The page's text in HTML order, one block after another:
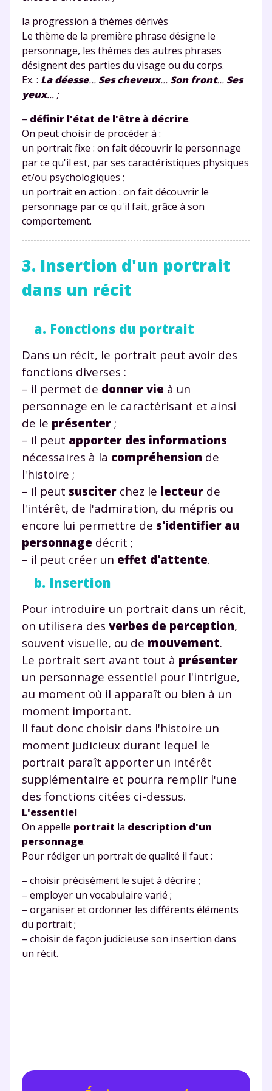
la progression à thèmes dérivés
Le thème de la première phrase désigne le
personnage, les thèmes des autres phrases
désignent des parties du visage ou du corps.
Ex. : La déesse... Ses cheveux... Son front... Ses
yeux... ;
– définir l'état de l'être à décrire.
On peut choisir de procéder à :
un portrait fixe : on fait découvrir le personnage
par ce qu'il est, par ses caractéristiques physiques
et/ou psychologiques ;
un portrait en action : on fait découvrir le
personnage par ce qu'il fait, grâce à son
comportement.
3. Insertion d'un portrait
dans un récit
a. Fonctions du portrait
Dans un récit, le portrait peut avoir des
fonctions diverses :
– il permet de donner vie à un
personnage en le caractérisant et ainsi
de le présenter ;
– il peut apporter des informations
nécessaires à la compréhension de
l'histoire ;
– il peut susciter chez le lecteur de
l'intérêt, de l'admiration, du mépris ou
encore lui permettre de s'identifier au
personnage décrit ;
– il peut créer un effet d'attente.
b. Insertion
Pour introduire un portrait dans un récit,
on utilisera des verbes de perception,
souvent visuelle, ou de mouvement.
Le portrait sert avant tout à présenter
un personnage essentiel pour l'intrigue,
au moment où il apparaît ou bien à un
moment important.
Il faut donc choisir dans l'histoire un
moment judicieux durant lequel le
portrait paraît apporter un intérêt
supplémentaire et pourra remplir l'une
des fonctions citées ci-dessus.
L'essentiel
On appelle portrait la description d'un
personnage.
Pour rédiger un portrait de qualité il faut :
– choisir précisément le sujet à décrire ;
– employer un vocabulaire varié ;
– organiser et ordonner les différents éléments
du portrait ;
– choisir de façon judicieuse son insertion dans
un récit.
Fermer
Envie de progresser
et de réussir votre
année scolaire ?
Testez gratuitement
pendant 24h notre
plateforme de soutien
scolaire !
à la demande par tchat, audio ou